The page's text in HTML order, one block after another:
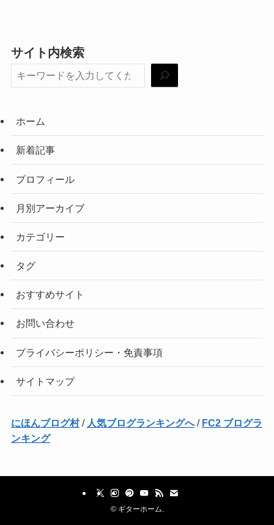
サイト内検索
ホーム
新着記事
プロフィール
月別アーカイブ
カテゴリー
タグ
おすすめサイト
お問い合わせ
プライバシーポリシー・免責事項
サイトマップ
にほんブログ村/ 人気ブログランキングへ/ FC2 ブログラ
ンキング
©ギターホーム.